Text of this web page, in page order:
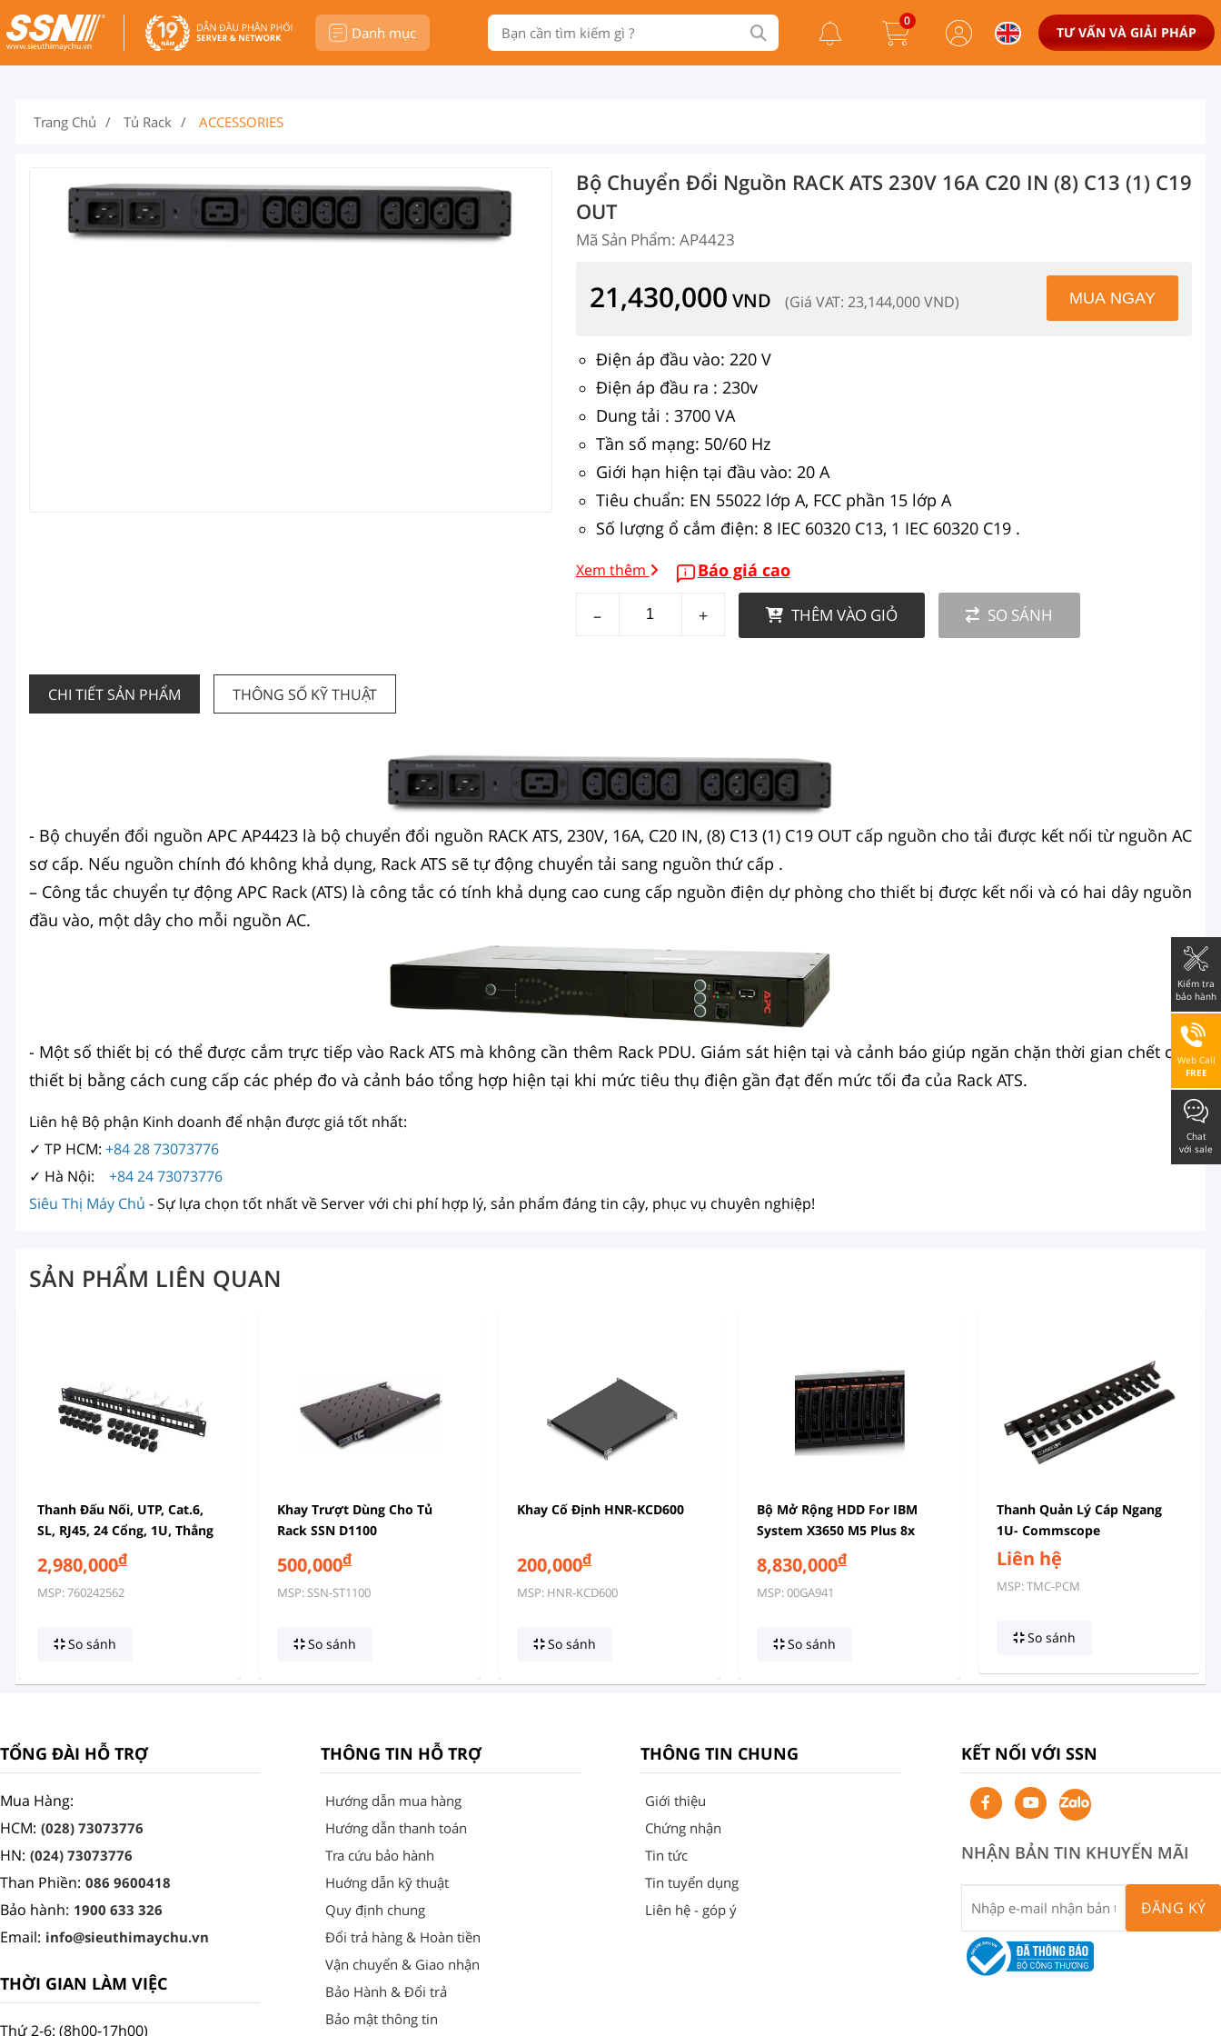
Danh mục
0
TƯ VẤN VÀ GIẢI PHÁP
Trang Chủ Tủ Rack ACCESSORIES
Bộ Chuyển Đổi Nguồn RACK ATS 230V 16A C20 IN (8) C13 (1) C19
OUT
Mã Sản Phẩm: AP4423
21,430,000 VND (Giá VAT: 23,144,000 VND)
Điện áp đầu vào: 220 V
Điện áp đầu ra : 230v
Dung tải : 3700 VA
Tần số mạng: 50/60 Hz
Giới hạn hiện tại đầu vào: 20 A
Tiêu chuẩn: EN 55022 lớp A, FCC phần 15 lớp A
Số lượng ổ cắm điện: 8 IEC 60320 C13, 1 IEC 60320 C19 .
Xem thêm Báo giá cao
– + THÊM VÀO GIỎ SO SÁNH
CHI TIẾT SẢN PHẨM THÔNG SỐ KỸ THUẬT
- Bộ chuyển đổi nguồn APC AP4423 là bộ chuyển đổi nguồn RACK ATS, 230V, 16A, C20 IN, (8) C13 (1) C19 OUT cấp nguồn cho tải được kết nối từ nguồn AC
sơ cấp. Nếu nguồn chính đó không khả dụng, Rack ATS sẽ tự động chuyển tải sang nguồn thứ cấp .
– Công tắc chuyển tự động APC Rack (ATS) là công tắc có tính khả dụng cao cung cấp nguồn điện dự phòng cho thiết bị được kết nối và có hai dây nguồn
đầu vào, một dây cho mỗi nguồn AC.
- Một số thiết bị có thể được cắm trực tiếp vào Rack ATS mà không cần thêm Rack PDU. Giám sát hiện tại và cảnh báo giúp ngăn chặn thời gian chết của
thiết bị bằng cách cung cấp các phép đo và cảnh báo tổng hợp hiện tại khi mức tiêu thụ điện gần đạt đến mức tối đa của Rack ATS.
Liên hệ Bộ phận Kinh doanh để nhận được giá tốt nhất:
✓ TP HCM: +84 28 73073776
✓ Hà Nội: +84 24 73073776
Siêu Thị Máy Chủ - Sự lựa chọn tốt nhất về Server với chi phí hợp lý, sản phẩm đáng tin cậy, phục vụ chuyên nghiệp!
SẢN PHẨM LIÊN QUAN
Thanh Đấu Nối, UTP, Cat.6,
SL, RJ45, 24 Cổng, 1U, Thẳng
2,980,000đ
MSP: 760242562
So sánh
Khay Trượt Dùng Cho Tủ
Rack SSN D1100
500,000đ
MSP: SSN-ST1100
So sánh
Khay Cố Định HNR-KCD600
200,000đ
MSP: HNR-KCD600
So sánh
Bộ Mở Rộng HDD For IBM
System X3650 M5 Plus 8x
2.5in HS HDD Assembly Kit
#00GA941
8,830,000đ
MSP: 00GA941
So sánh
Thanh Quản Lý Cáp Ngang
1U- Commscope
Liên hệ
MSP: TMC-PCM
So sánh
TỔNG ĐÀI HỖ TRỢ
Mua Hàng:
HCM: (028) 73073776
HN: (024) 73073776
Than Phiền: 086 9600418
Bảo hành: 1900 633 326
Email: info@sieuthimaychu.vn
THỜI GIAN LÀM VIỆC
Thứ 2-6: (8h00-17h00)
THÔNG TIN HỖ TRỢ
Hướng dẫn mua hàng
Hướng dẫn thanh toán
Tra cứu bảo hành
Huớng dẫn kỹ thuật
Quy định chung
Đổi trả hàng & Hoàn tiền
Vận chuyển & Giao nhận
Bảo Hành & Đổi trả
Bảo mật thông tin
THÔNG TIN CHUNG
Giới thiệu
Chứng nhận
Tin tức
Tin tuyển dụng
Liên hệ - góp ý
KẾT NỐI VỚI SSN
NHẬN BẢN TIN KHUYẾN MÃI
ĐĂNG KÝ
Kiểm tra
bảo hành
Web Call
FREE
Chat
với sale